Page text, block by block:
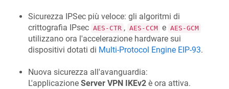
Sicurezza IPSec più veloce: gli algoritmi di
crittografia IPsec AES-CTR , AES-CCM e AES-GCM
utilizzano ora l'accelerazione hardware sui
dispositivi dotati di Multi-Protocol Engine EIP-93.
Nuova sicurezza all'avanguardia:
L'applicazione Server VPN IKEv2 è ora attiva.